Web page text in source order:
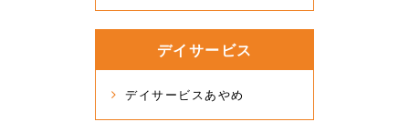
デイサービス
デイサービスあやめ